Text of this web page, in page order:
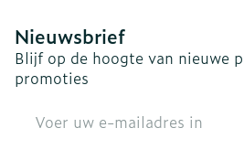
Nieuwsbrief
Blijf op de hoogte van nieuwe
promoties